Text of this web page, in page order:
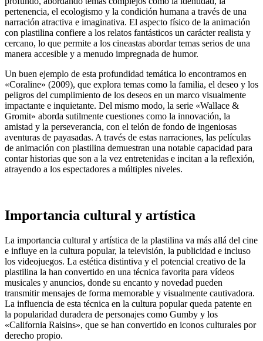
pertenencia, el ecologismo y la condición humana a través de una
narración atractiva e imaginativa. El aspecto físico de la animación
con plastilina confiere a los relatos fantásticos un carácter realista y
cercano, lo que permite a los cineastas abordar temas serios de una
manera accesible y a menudo impregnada de humor.
Un buen ejemplo de esta profundidad temática lo encontramos en
«Coraline» (2009), que explora temas como la familia, el deseo y los
peligros del cumplimiento de los deseos en un marco visualmente
impactante e inquietante. Del mismo modo, la serie «Wallace &
Gromit» aborda sutilmente cuestiones como la innovación, la
amistad y la perseverancia, con el telón de fondo de ingeniosas
aventuras de payasadas. A través de estas narraciones, las películas
de animación con plastilina demuestran una notable capacidad para
contar historias que son a la vez entretenidas e incitan a la reflexión,
atrayendo a los espectadores a múltiples niveles.
Importancia cultural y artística
La importancia cultural y artística de la plastilina va más allá del cine
e influye en la cultura popular, la televisión, la publicidad e incluso
los videojuegos. La estética distintiva y el potencial creativo de la
plastilina la han convertido en una técnica favorita para vídeos
musicales y anuncios, donde su encanto y novedad pueden
transmitir mensajes de forma memorable y visualmente cautivadora.
La influencia de esta técnica en la cultura popular queda patente en
la popularidad duradera de personajes como Gumby y los
«California Raisins», que se han convertido en iconos culturales por
derecho propio.